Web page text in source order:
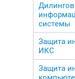
системы
Защита
ИКС
Защита